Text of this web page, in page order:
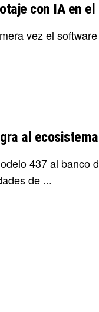
con IA en
vez el
al
437 al banco
de ...